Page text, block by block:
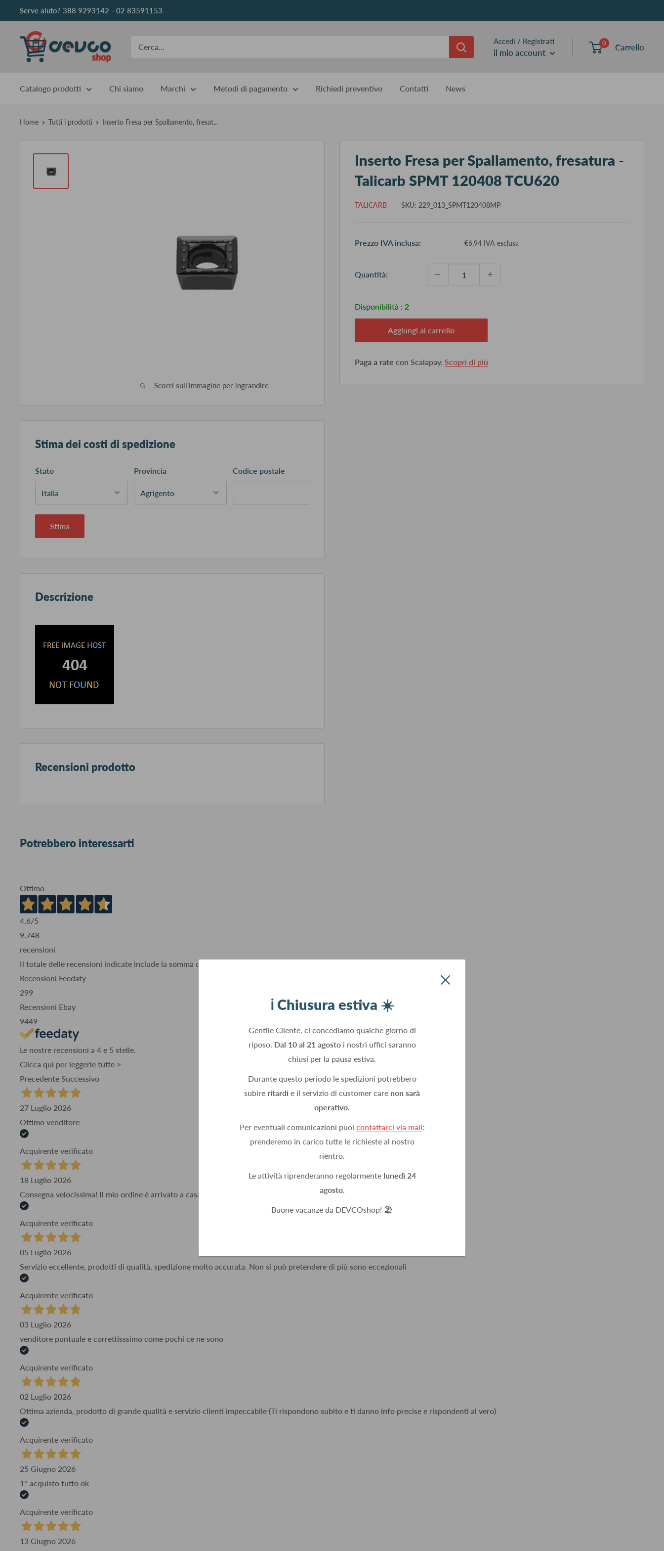
al
contenuto
Serve aiuto? 388 9293142 - 02 83591153
DEVCOshop Accedi / Registrati
il mio account
0 Carrello
Catalogo prodotti Chi siamo Marchi Metodi di pagamento Richiedi preventivo Contatti News
ℹ️ Chiusura estiva ☀️
Gentile Cliente, ci concediamo qualche giorno di
riposo. Dal 10 al 21 agostoi nostri uffici saranno
chiusi per la pausa estiva.
Durante questo periodo le spedizioni potrebbero
subire ritardi e il servizio di customer care non sarà
operativo.
Per eventuali comunicazioni puoi contattarci via mail:
prenderemo in carico tutte le richieste al nostro
rientro.
Le attività riprenderanno regolarmente lunedì 24
agosto.
Buone vacanze da DEVCOshop! 🏖️
Home Tutti i prodotti Inserto Fresa per Spallamento, fresat...
Scorri sull'immagine per ingrandire
Inserto Fresa per Spallamento, fresatura -
Talicarb SPMT 120408 TCU620
TALICARB SKU: 229_013_SPMT120408MP
Prezzo IVA inclusa: €6,94 IVA esclusa
Quantità:
Disponibilità : 2
Aggiungi al carrello
Paga a rate con Scalapay. Scopri di più
Stima dei costi di spedizione
Stato Provincia Codice postale
Stima
Descrizione
Recensioni prodotto
Potrebbero interessarti
Ottimo
4,6/5
9.748
recensioni
Il totale delle recensioni indicate include la somma di:
Recensioni Feedaty
299
Recensioni Ebay
9449
Le nostre recensioni a 4 e 5 stelle.
Clicca qui per leggerle tutte >
Precedente Successivo
27 Luglio 2026
Ottimo venditore
Acquirente verificato
18 Luglio 2026
Consegna velocissima! Il mio ordine è arrivato a casa mia in un giorno, ben imballato.
Acquirente verificato
05 Luglio 2026
Servizio eccellente, prodotti di qualità, spedizione molto accurata. Non si può pretendere di più sono eccezionali
Acquirente verificato
03 Luglio 2026
venditore puntuale e correttisssimo come pochi ce ne sono
Acquirente verificato
02 Luglio 2026
Ottima azienda, prodotto di grande qualità e servizio clienti impeccabile (Ti rispondono subito e ti danno info precise e rispondenti al vero)
Acquirente verificato
25 Giugno 2026
1° acquisto tutto ok
Acquirente verificato
13 Giugno 2026